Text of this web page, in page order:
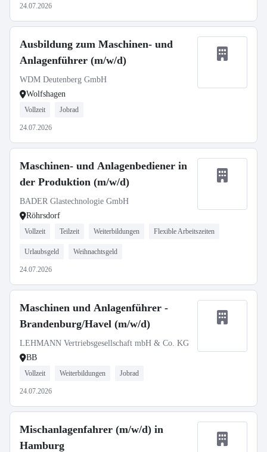
24.07.2026
Ausbildung zum Maschinen- und
Anlagenführer (m/w/d)
WDM Deutenberg GmbH
Wolfshagen
Vollzeit Jobrad
24.07.2026
Maschinen- und Anlagenbediener in
der Produktion (m/w/d)
BADER Glastechnologie GmbH
Röhrsdorf
Vollzeit Teilzeit Weiterbildungen Flexible Arbeitszeiten
Urlaubsgeld Weihnachtsgeld
24.07.2026
Maschinen und Anlagenführer -
Brandenburg/Havel (m/w/d)
LEHMANN Vertriebsgesellschaft mbH & Co. KG
BB
Vollzeit Weiterbildungen Jobrad
24.07.2026
Mischanlagenfahrer (m/w/d) in
Hamburg